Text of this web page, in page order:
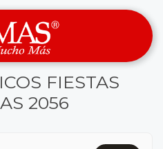
FIESTAS
2056